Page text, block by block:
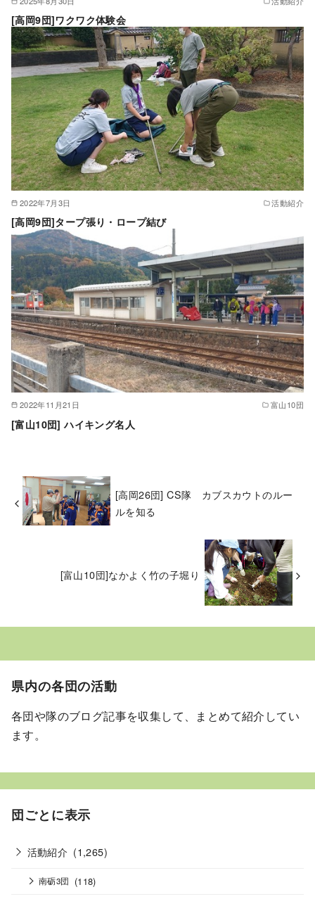
[高岡9団]ワクワク体験会
2022年7月3日 活動紹介
[高岡9団]タープ張り・ロープ結び
2022年11月21日 富山10団
[富山10団] ハイキング名人
[高岡26団] CS隊 カブスカウトのルー
ルを知る
[富山10団]なかよく竹の子堀り
県内の各団の活動
各団や隊のブログ記事を収集して、まとめて紹介してい
ます。
団ごとに表示
活動紹介 (1,265)
南砺3団 (118)